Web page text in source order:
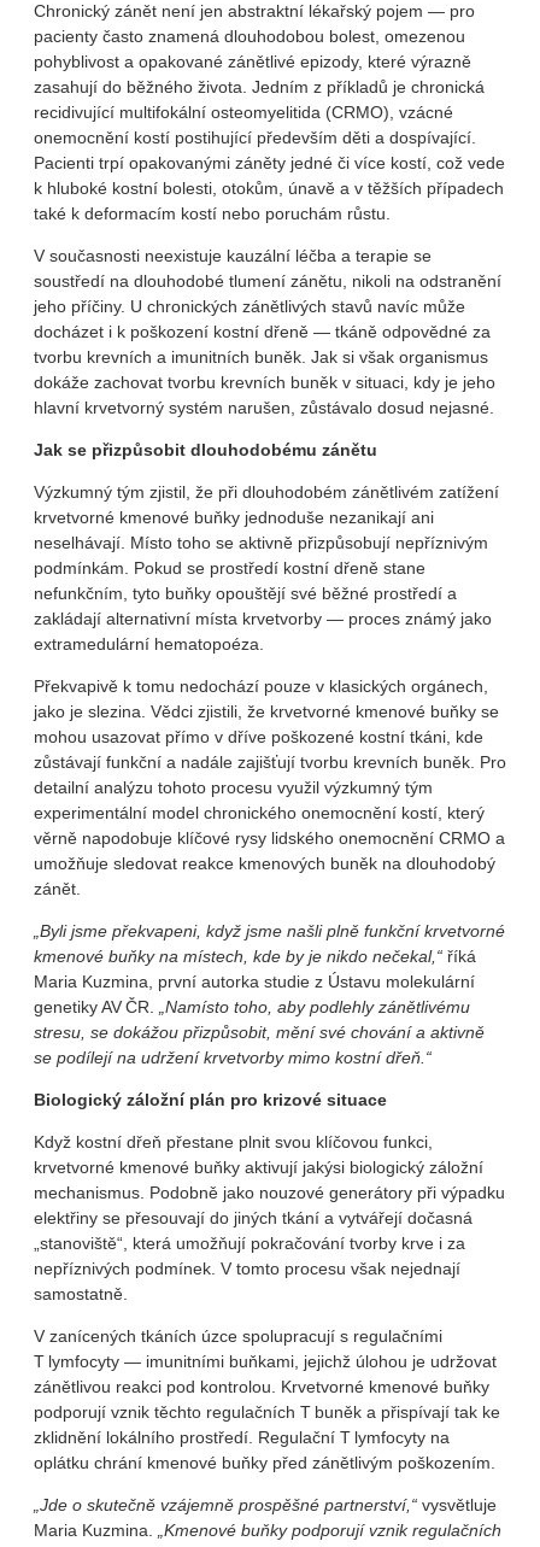
Chronický zánět není jen abstraktní lékařský pojem — pro
pacienty často znamená dlouhodobou bolest, omezenou
pohyblivost a opakované zánětlivé epizody, které výrazně
zasahují do běžného života. Jedním z příkladů je chronická
recidivující multifokální osteomyelitida (CRMO), vzácné
onemocnění kostí postihující především děti a dospívající.
Pacienti trpí opakovanými záněty jedné či více kostí, což vede
k hluboké kostní bolesti, otokům, únavě a v těžších případech
také k deformacím kostí nebo poruchám růstu.
V současnosti neexistuje kauzální léčba a terapie se
soustředí na dlouhodobé tlumení zánětu, nikoli na odstranění
jeho příčiny. U chronických zánětlivých stavů navíc může
docházet i k poškození kostní dřeně — tkáně odpovědné za
tvorbu krevních a imunitních buněk. Jak si však organismus
dokáže zachovat tvorbu krevních buněk v situaci, kdy je jeho
hlavní krvetvorný systém narušen, zůstávalo dosud nejasné.
Jak se přizpůsobit dlouhodobému zánětu
Výzkumný tým zjistil, že při dlouhodobém zánětlivém zatížení
krvetvorné kmenové buňky jednoduše nezanikají ani
neselhávají. Místo toho se aktivně přizpůsobují nepříznivým
podmínkám. Pokud se prostředí kostní dřeně stane
nefunkčním, tyto buňky opouštějí své běžné prostředí a
zakládají alternativní místa krvetvorby — proces známý jako
extramedulární hematopoéza.
Překvapivě k tomu nedochází pouze v klasických orgánech,
jako je slezina. Vědci zjistili, že krvetvorné kmenové buňky se
mohou usazovat přímo v dříve poškozené kostní tkáni, kde
zůstávají funkční a nadále zajišťují tvorbu krevních buněk. Pro
detailní analýzu tohoto procesu využil výzkumný tým
experimentální model chronického onemocnění kostí, který
věrně napodobuje klíčové rysy lidského onemocnění CRMO a
umožňuje sledovat reakce kmenových buněk na dlouhodobý
zánět.
„Byli jsme překvapeni, když jsme našli plně funkční krvetvorné
kmenové buňky na místech, kde by je nikdo nečekal,“ říká
Maria Kuzmina, první autorka studie z Ústavu molekulární
genetiky AV ČR. „Namísto toho, aby podlehly zánětlivému
stresu, se dokážou přizpůsobit, mění své chování a aktivně
se podílejí na udržení krvetvorby mimo kostní dřeň.“
Biologický záložní plán pro krizové situace
Když kostní dřeň přestane plnit svou klíčovou funkci,
krvetvorné kmenové buňky aktivují jakýsi biologický záložní
mechanismus. Podobně jako nouzové generátory při výpadku
elektřiny se přesouvají do jiných tkání a vytvářejí dočasná
„stanoviště“, která umožňují pokračování tvorby krve i za
nepříznivých podmínek. V tomto procesu však nejednají
samostatně.
V zanícených tkáních úzce spolupracují s regulačními
T lymfocyty — imunitními buňkami, jejichž úlohou je udržovat
zánětlivou reakci pod kontrolou. Krvetvorné kmenové buňky
podporují vznik těchto regulačních T buněk a přispívají tak ke
zklidnění lokálního prostředí. Regulační T lymfocyty na
oplátku chrání kmenové buňky před zánětlivým poškozením.
„Jde o skutečně vzájemně prospěšné partnerství,“ vysvětluje
Maria Kuzmina. „Kmenové buňky podporují vznik regulačních